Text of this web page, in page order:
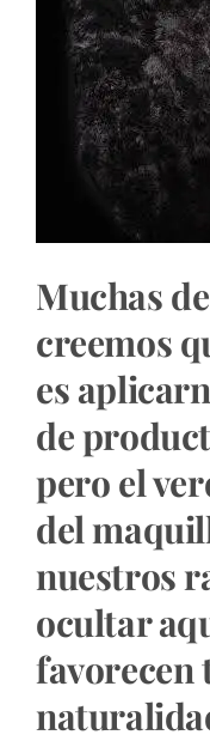
Muchas
creemos
es
de
pero el
del
nuestros
ocultar
favorecen